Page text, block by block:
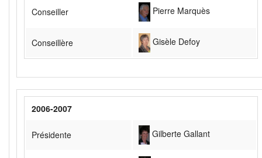
Conseiller Pierre Marquès
Conseillère Gisèle Defoy
2006-2007
Présidente Gilberte Gallant